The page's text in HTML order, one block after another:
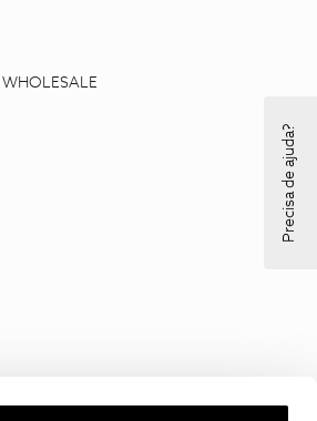
WHOLESALE
Precisa de ajuda?